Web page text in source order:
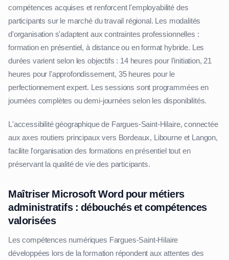
compétences acquises et renforcent l'employabilité des
participants sur le marché du travail régional. Les modalités
d'organisation s'adaptent aux contraintes professionnelles :
formation en présentiel, à distance ou en format hybride. Les
durées varient selon les objectifs : 14 heures pour l'initiation, 21
heures pour l'approfondissement, 35 heures pour le
perfectionnement expert. Les sessions sont programmées en
journées complètes ou demi-journées selon les disponibilités.
L'accessibilité géographique de Fargues-Saint-Hilaire, connectée
aux axes routiers principaux vers Bordeaux, Libourne et Langon,
facilite l'organisation des formations en présentiel tout en
préservant la qualité de vie des participants.
Maîtriser Microsoft Word pour métiers
administratifs : débouchés et compétences
valorisées
Les compétences numériques Fargues-Saint-Hilaire
développées lors de la formation répondent aux attentes des